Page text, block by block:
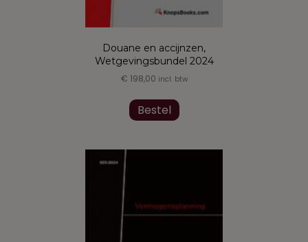
Douane en accijnzen,
Wetgevingsbundel 2024
€ 198,00 incl. btw
Bestel